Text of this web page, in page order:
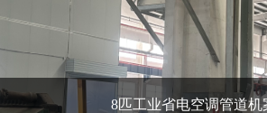
8匹工业省电空调管道机